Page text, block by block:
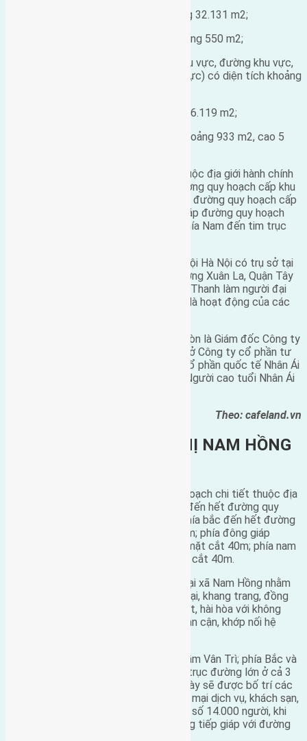
Đất cây xanh khu ở có diện tích khoảng 32.131 m2;
Đất cây xanh nhóm ở có diện tích khoảng 550 m2;
Đất đường giao thông (đường phân khu vực, đường khu vực,
đường chính khu vực, đường liên khu vực) có diện tích khoảng
Đất đường nội bộ có diện tích khoảng: 6.119 m2;
Đất bãi đỗ xe tập trung có diện tích khoảng 933 m2, cao 5
Khu chức năng đô thị xã Nam Hồng thuộc địa giới hành chính
xã Nam Hồng, có phía Tây đến hết đường quy hoạch cấp khu
vực có mặt cắt 17m; phía Bắc đến hết đường quy hoạch cấp
khu vực có mặt cắt 17m; phía Đông giáp đường quy hoạch
liên cấp khu vực có mặt cắt 40m và phía Nam đến tim trục
Công ty cổ phần tư vấn và dịch vụ xã hội Hà Nội có trụ sở tại
Nhà H10, ngõ 28, đường Xuân La, Phường Xuân La, Quận Tây
Hồ. Công ty này do bà Nguyễn Thị Kim Thanh làm người đại
diện pháp luật và có ngành nghề chính là hoạt động của các
Được biết, bà Nguyễn Thị Kim Thanh còn là Giám đốc Công ty
Cổ phần quốc tế Nhân Ái có cùng trụ sở Công ty cổ phần tư
vấn và dịch vụ xã hội Hà Nội. Công ty Cổ phần quốc tế Nhân Ái
là đơn vị đầu tư Trung tâm Chăm sóc Người cao tuổi Nhân Ái
Theo: cafeland.vn
KHU CHỨC NĂNG ĐÔ THỊ NAM HỒNG
Theo đó, khu vực nghiên cứu lập quy hoạch chi tiết thuộc địa
giới hành chính xã Nam Hồng, phía tây đến hết đường quy
hoạch cấp khu vực có mặt cắt 17m; phía bắc đến hết đường
quy hoạch cấp khu vực có mặt cắt 17m; phía đông giáp
đường quy hoạch liên cấp khu vực có mặt cắt 40m; phía nam
đến tim trục đường Nam Hồng có mặt cắt 40m.
Việc phê duyệt khu chức năng đô thị tại xã Nam Hồng nhằm
tạo ra một khu chức năng đô thị hiện đại, khang trang, đồng
bộ về hạ tầng xã hội và hạ tầng kỹ thuật, hài hòa với không
gian kiến trúc cảnh quan các khu vực lân cận, khớp nối hệ
Phía Nam khu đô thị sẽ tiếp giáp với đầm Vân Trì; phía Bắc và
phía Tây giáp huyện Mê Linh. Dọc các trục đường lớn ở cả 3
phía Đông, Tây và Bắc của khu đô thị này sẽ được bố trí các
công trình công cộng hỗn hợp (thương mại dịch vụ, khách sạn,
văn phòng…) cao từ 9-15 tầng. Với dân số 14.000 người, khi
hình thành sẽ có một mặt dài phía Đông tiếp giáp với đường